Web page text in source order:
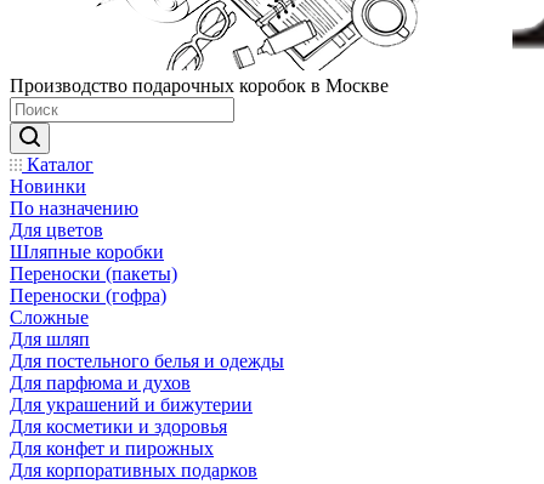
Производство подарочных коробок в Москве
Каталог
Новинки
По назначению
Для цветов
Шляпные коробки
Переноски (пакеты)
Переноски (гофра)
Сложные
Для шляп
Для постельного белья и одежды
Для парфюма и духов
Для украшений и бижутерии
Для косметики и здоровья
Для конфет и пирожных
Для корпоративных подарков